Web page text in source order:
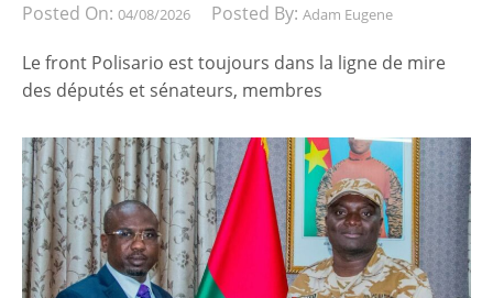
Posted On: 04/08/2026 Posted By: Adam Eugene
Le front Polisario est toujours dans la ligne de mire
des députés et sénateurs, membres